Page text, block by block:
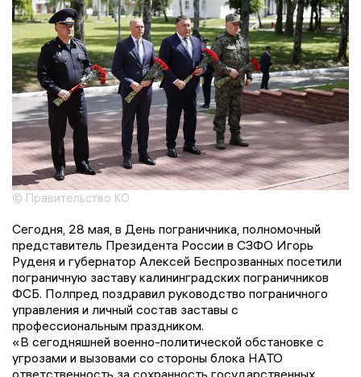
© Правительство КО
Сегодня, 28 мая, в День пограничника, полномочный
представитель Президента России в СЗФО Игорь
Руденя и губернатор Алексей Беспрозванных посетили
пограничную заставу калининградских пограничников
ФСБ. Полпред поздравил руководство пограничного
управления и личный состав заставы с
профессиональным праздником.
«В сегодняшней военно-политической обстановке с
угрозами и вызовами со стороны блока НАТО